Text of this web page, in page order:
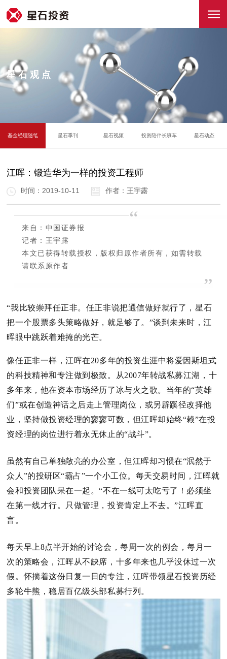
星石观点
基金经理随笔 星石季刊 星石视频 投资陪伴长班车 星石动态
江晖：锻造华为一样的投资工程师
时间：2019-10-11 作者：王宇露
“
来自：中国证券报
记者：王宇露
本文已获得转载授权，版权归原作者所有，如需转载
请联系原作者
”
“我比较崇拜任正非。 任正非说把通信做好就行了，星石
把一个股票多头策略做好，就足够了。 ”谈到未来时，江
晖眼中跳跃着难掩的光芒。
像任正非一样，江晖在20多年的投资生涯中将爱因斯坦式
的科技精神和专注做到极致。
从2007年转战私募江湖，十
多年来，他在资本市场经历了冰与火之歌。 当年的“英雄
们”或在创造神话之后走上管理岗位，或另辟蹊径改择他
业，坚持做投资经理的寥寥可数，但江晖却始终“赖”在投
资经理的岗位进行着永无休止的“战斗”。
虽然有自己单独敞亮的办公室，但江晖却习惯在“泯然于
众人”的投研区“霸占”一个小工位。 每天交易时间，江晖就
会和投资团队呆在一起。“不在一线可太吃亏了！ 必须坐
在第一线才行。
只做管理，投资肯定上不去。”江晖直
言。
每天早上8点半开始的讨论会，每周一次的例会，每月一
次的策略会，江晖从不缺席，十多年来也几乎没休过一次
假。怀揣着这份日复一日的专注，江晖带领星石投资历经
多轮牛熊，稳居百亿级头部私募行列。